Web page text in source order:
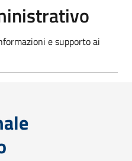
e supporto ai